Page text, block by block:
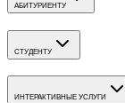
АБИТУРИЕНТУ
СТУДЕНТУ
ИНТЕРАКТИВНЫЕ УСЛУГИ